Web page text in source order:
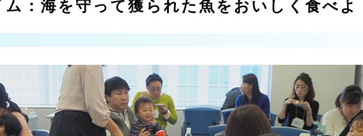
：海を守って獲られた魚をおいしく食べよ